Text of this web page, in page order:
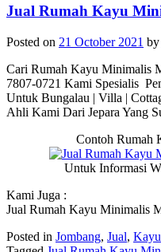
Jual Rumah Kayu
Posted on 21 October 2021 by
Cari Rumah Kayu Minimalis
7807-0721 Kami Spesialis
Untuk Bungalau | Villa |
Ahli Kami Dari Jepara Yang
Contoh Rumah
Untuk Informasi
Kami Juga :
Jual Rumah Kayu Minimalis
Posted in Jombang, Jual, Kayu